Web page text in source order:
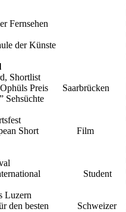
Fernsehen
der Künste
Shortlist
Preis Saarbrücken
Sehsüchte
Short Film
Winterthur
International Student
Luzern
für den besten Schweizer